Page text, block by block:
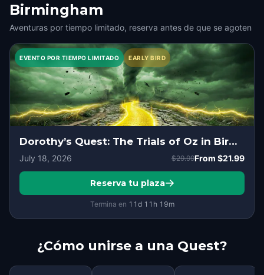
Birmingham
Aventuras por tiempo limitado, reserva antes de que se agoten
EVENTO POR TIEMPO LIMITADO EARLY BIRD
Dorothy’s Quest: The Trials of Oz in Birmingham
July 18, 2026 $29.99From $21.99
Reserva tu plaza
Termina en 11d 11 h 19m
¿Cómo unirse a una Quest?